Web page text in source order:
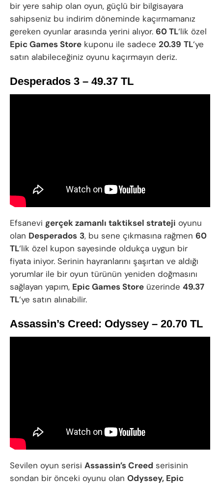
bir yere sahip olan oyun, güçlü bir bilgisayara
sahipseniz bu indirim döneminde kaçırmamanız
gereken oyunlar arasında yerini alıyor. 60 TL‘lik özel
Epic Games Store kuponu ile sadece 20.39 TL‘ye
satın alabileceğiniz oyunu kaçırmayın deriz.
Desperados 3 – 49.37 TL
Efsanevi gerçek zamanlı taktiksel strateji oyunu
olan Desperados 3, bu sene çıkmasına rağmen 60
TL‘lik özel kupon sayesinde oldukça uygun bir
fiyata iniyor. Serinin hayranlarını şaşırtan ve aldığı
yorumlar ile bir oyun türünün yeniden doğmasını
sağlayan yapım, Epic Games Store üzerinde 49.37
TL‘ye satın alınabilir.
Assassin’s Creed: Odyssey – 20.70 TL
Sevilen oyun serisi Assassin’s Creed serisinin
sondan bir önceki oyunu olan Odyssey, Epic